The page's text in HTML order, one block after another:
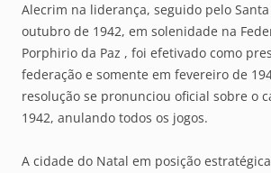
Alecrim na liderança, seguido pelo Santa
outubro de 1942, em solenidade na
Porphirio da Paz , foi efetivado como
federação e somente em fevereiro de
resolução se pronunciou oficial sobre o
1942, anulando todos os jogos.
A cidade do Natal em posição